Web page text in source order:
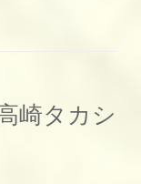
崎タカシ